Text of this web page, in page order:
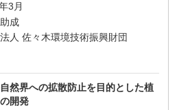
3月
成
人 佐々木環境技術振興財団
然界への拡散防止を目的とした植
開発